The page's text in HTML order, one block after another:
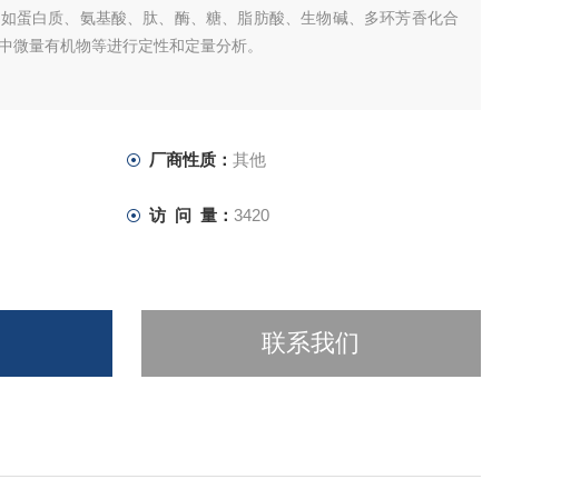
蛋白质、氨基酸、肽、酶、糖、脂肪酸、生物碱、多环芳香化合
微量有机物等进行定性和定量分析。
厂商性质： 其他
访 问 量： 3420
联系我们